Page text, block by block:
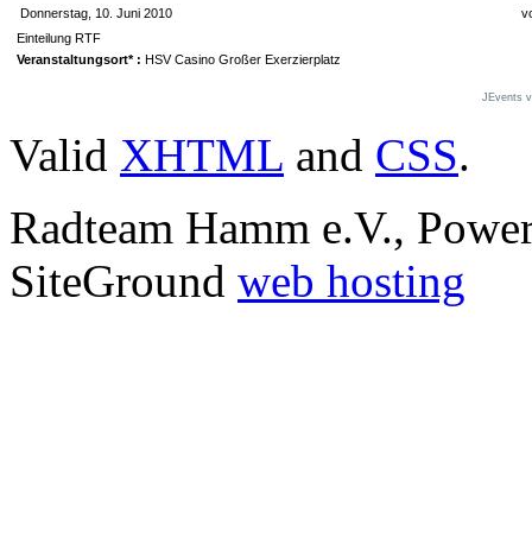
Donnerstag, 10. Juni 2010
Einteilung RTF
Veranstaltungsort* : HSV Casino Großer Exerzierplatz
JEvents
Valid XHTML and CSS.
Radteam Hamm e.V.,
SiteGround web hosting